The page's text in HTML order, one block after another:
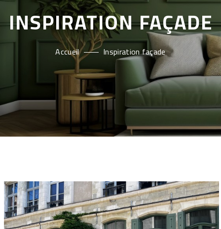
INSPIRATION FAÇADE
Accueil Inspiration façade